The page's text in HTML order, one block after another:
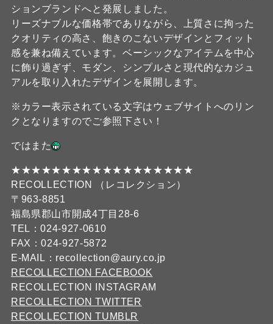
ションブランドへと発展しました。
リーズナブルな価格帯でありながら、上質さに拘った
クオリティの高さ、飽きのこないデザインとフィット
感を兼ね備えています。ベーシックなアイテムを中心
に飾り過ぎず、モダン、シンプルさと現代的なカジュ
アルを取り入れたデザインを展開します。
※カラー表示されている文字はウェブサイトへのリン
クとなりますのでご参照下さい！
ではまた
★★★★★★★★★★★★★★★★★★
RECOLLECTION （レコレクション）
〒963-8851
福島県郡山市開成4丁目28-6
TEL：024-927-0610
FAX：024-927-5872
E-MAIL：recollection@aury.co.jp
RECOLLECTION FACEBOOK
RECOLLECTION INSTAGRAM
RECOLLECTION TWITTER
RECOLLECTION TUMBLR